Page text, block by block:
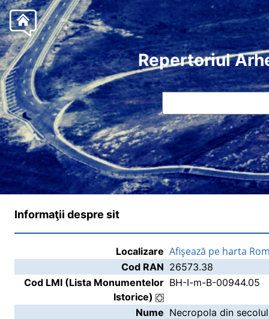
Repertoriul
Informaţii despre sit
Localizare Afişează pe harta
Cod RAN 26573.38
Cod LMI (Lista Monumentelor
Istorice)
BH-I-m-B-00944.05
Nume Necropola din